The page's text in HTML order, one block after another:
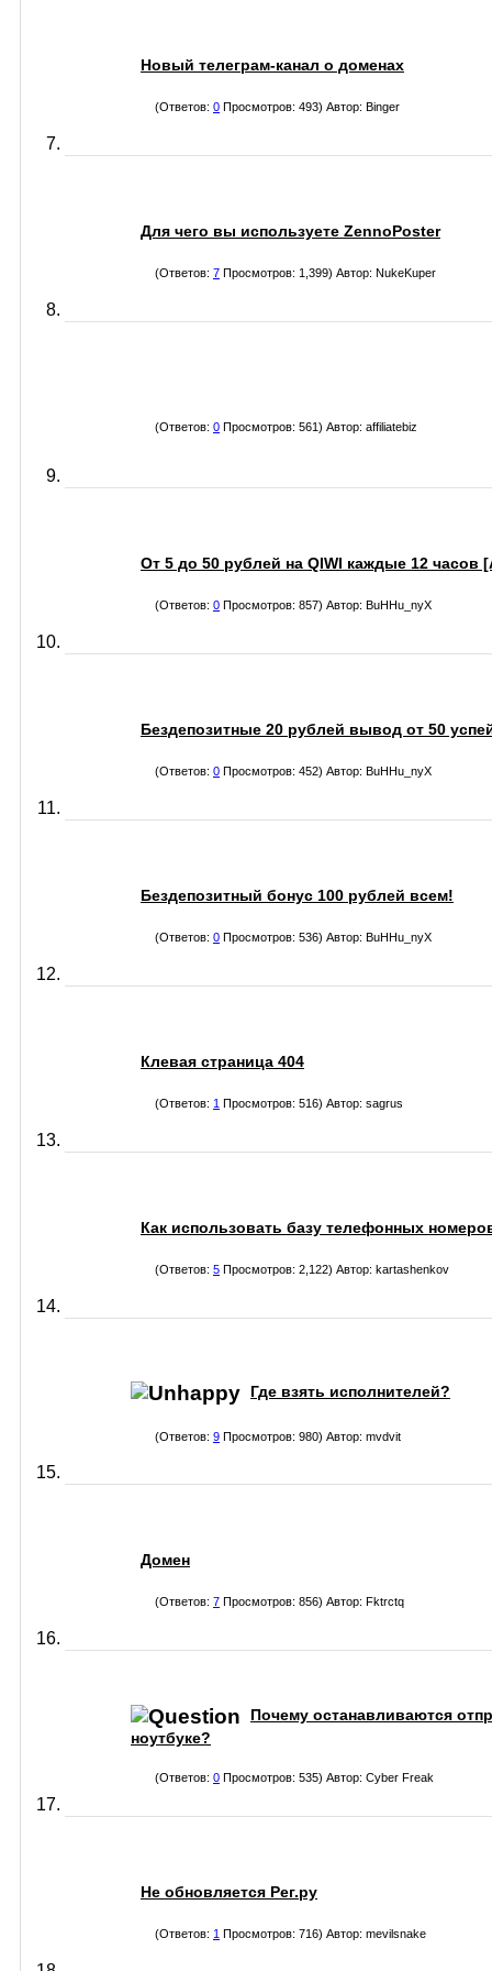
Новый телеграм-канал о доменах
(Ответов: 0 Просмотров: 493) Автор: Binger
Для чего вы используете ZennoPoster
(Ответов: 7 Просмотров: 1,399) Автор: NukeKuper
(Ответов: 0 Просмотров: 561) Автор: affiliatebiz
От 5 до 50 рублей на QIWI каждые 12 часов
(Ответов: 0 Просмотров: 857) Автор: BuHHu_nyX
Бездепозитные 20 рублей вывод от 50
(Ответов: 0 Просмотров: 452) Автор: BuHHu_nyX
Бездепозитный бонус 100 рублей всем!
(Ответов: 0 Просмотров: 536) Автор: BuHHu_nyX
Клевая страница 404
(Ответов: 1 Просмотров: 516) Автор: sagrus
Как использовать базу телефонных
(Ответов: 5 Просмотров: 2,122) Автор: kartashenkov
Где взять исполнителей?
(Ответов: 9 Просмотров: 980) Автор: mvdvit
Домен
(Ответов: 7 Просмотров: 856) Автор: Fktrctq
Почему останавливаются
ноутбуке?
(Ответов: 0 Просмотров: 535) Автор: Cyber Freak
Не обновляется Рег.ру
(Ответов: 1 Просмотров: 716) Автор: mevilsnake